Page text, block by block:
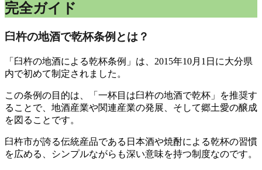
完全ガイド
臼杵の地酒で乾杯条例とは？
「臼杵の地酒による乾杯条例」は、2015年10月1日に大分県
内で初めて制定されました。
この条例の目的は、「一杯目は臼杵の地酒で乾杯」を推奨す
ることで、地酒産業や関連産業の発展、そして郷土愛の醸成
を図ることです。
臼杵市が誇る伝統産品である日本酒や焼酎による乾杯の習慣
を広める、シンプルながらも深い意味を持つ制度なのです。